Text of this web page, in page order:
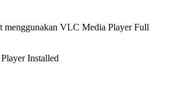
menggunakan VLC Media Player Full